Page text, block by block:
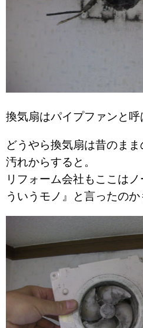
換気扇はパイプファンと呼
どうやら換気扇は昔のま
汚れからすると。
リフォーム会社もここは
ういうモノ』と言ったのか